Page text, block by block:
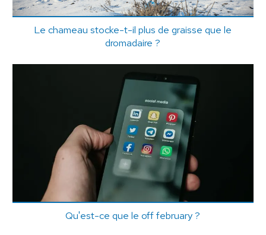
Le chameau stocke-t-il plus de graisse que le
dromadaire ?
Qu'est-ce que le off february ?